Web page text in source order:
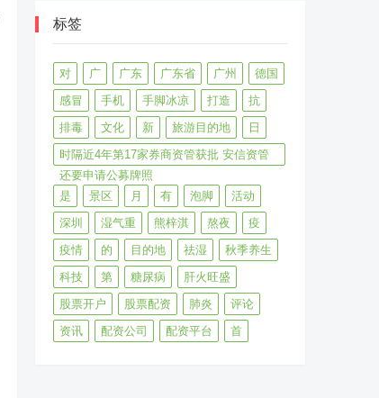
标签
对 广 广东 广东省 广州
德国
感冒
手机 手脚冰凉 打造
抗
排毒
文化 新 旅游目的地
日
时隔近4年第17家券商资管获批 安信资管
还要申请公募牌照
是
景区 月 有 泡脚
活动
深圳
湿气重 熊梓淇 熬夜
疫
疫情
的 目的地 祛湿
秋季养生
科技
第 糖尿病
肝火旺盛
股票开户
股票配资 肺炎
评论
资讯
配资公司 配资平台 首